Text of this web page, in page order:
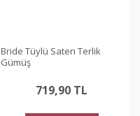
Bride Tüylü Saten Terlik
Gümüş
719,90 TL